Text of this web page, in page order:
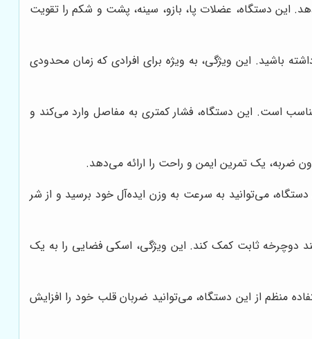
این دستگاه، عضلات پا، بازو، سینه، پشت و شکم را تقویت
باشید. این ویژگی، به ویژه برای افرادی که زمان محدودی
است. این دستگاه، فشار کمتری به مفاصل وارد می‌کند و
ضربه، یک تمرین ایمن و راحت را ارائه می‌دهد.
می‌توانید به سرعت به وزن ایده‌آل خود برسید و از شر
دوچرخه ثابت کمک کند. این ویژگی، اسکی فضایی را به یک
منظم از این دستگاه، می‌توانید ضربان قلب خود را افزایش